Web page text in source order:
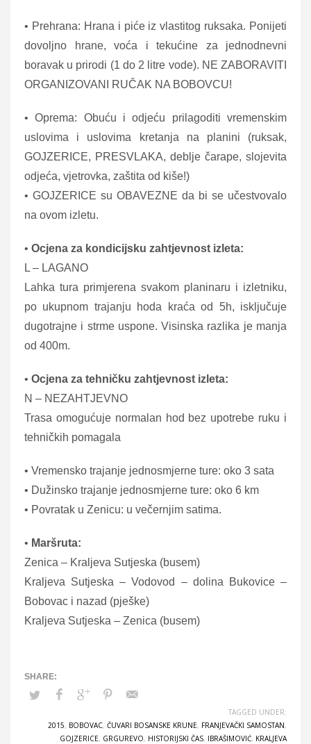
• Prehrana: Hrana i piće iz vlastitog ruksaka. Ponijeti
dovoljno hrane, voća i tekućine za jednodnevni
boravak u prirodi (1 do 2 litre vode). NE ZABORAVITI
ORGANIZOVANI RUČAK NA BOBOVCU!
• Oprema: Obuću i odjeću prilagoditi vremenskim
uslovima i uslovima kretanja na planini (ruksak,
GOJZERICE, PRESVLAKA, deblje čarape, slojevita
odjeća, vjetrovka, zaštita od kiše!)
• GOJZERICE su OBAVEZNE da bi se učestvovalo
na ovom izletu.
• Ocjena za kondicijsku zahtjevnost izleta:
L – LAGANO
Lahka tura primjerena svakom planinaru i izletniku,
po ukupnom trajanju hoda kraća od 5h, isključuje
dugotrajne i strme uspone. Visinska razlika je manja
od 400m.
• Ocjena za tehničku zahtjevnost izleta:
N – NEZAHTJEVNO
Trasa omogućuje normalan hod bez upotrebe ruku i
tehničkih pomagala
• Vremensko trajanje jednosmjerne ture: oko 3 sata
• Dužinsko trajanje jednosmjerne ture: oko 6 km
• Povratak u Zenicu: u večernjim satima.
• Maršruta:
Zenica – Kraljeva Sutjeska (busem)
Kraljeva Sutjeska – Vodovod – dolina Bukovice –
Bobovac i nazad (pješke)
Kraljeva Sutjeska – Zenica (busem)
TAGGED UNDER:
2015, BOBOVAC, ČUVARI BOSANSKE KRUNE, FRANJEVAČKI SAMOSTAN,
GOJZERICE, GRGUREVO, HISTORIJSKI ČAS, IBRAŠIMOVIĆ, KRALJEVA